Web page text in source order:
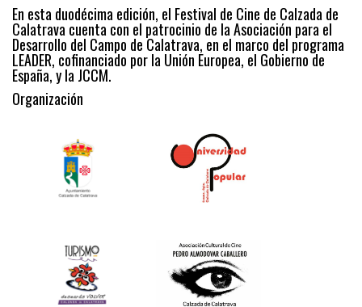
En esta duodécima edición, el Festival de Cine de Calzada de
Calatrava cuenta con el patrocinio de la Asociación para el
Desarrollo del Campo de Calatrava, en el marco del programa
LEADER, cofinanciado por la Unión Europea, el Gobierno de
España, y la JCCM.
Organización